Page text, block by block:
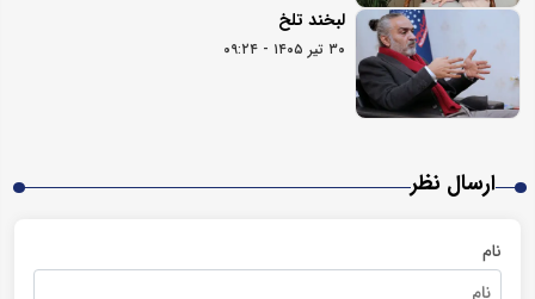
لبخند تلخ
۳۰ تیر ۱۴۰۵ - ۰۹:۲۴
ارسال نظر
نام